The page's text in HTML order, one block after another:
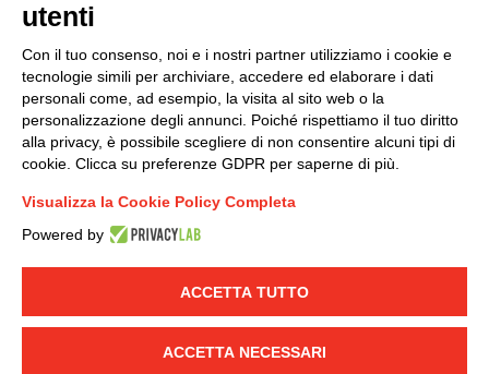
LINKEDIN YOUTUBE
© 2019 - DKC Europe - -
Cookie-Yourbiz
Condizioni generali di vendita DKC Power Solutions
Condizioni generali di acquisto
Codice etico
utenti
Con il tuo consenso, noi e i nostri partner utilizziamo i cookie e
tecnologie simili per archiviare, accedere ed elaborare i dati
personali come, ad esempio, la visita al sito web o la
personalizzazione degli annunci. Poiché rispettiamo il tuo diritto
alla privacy, è possibile scegliere di non consentire alcuni tipi di
cookie. Clicca su preferenze GDPR per saperne di più.
Visualizza la Cookie Policy Completa
Powered by
ACCETTA TUTTO
ACCETTA NECESSARI